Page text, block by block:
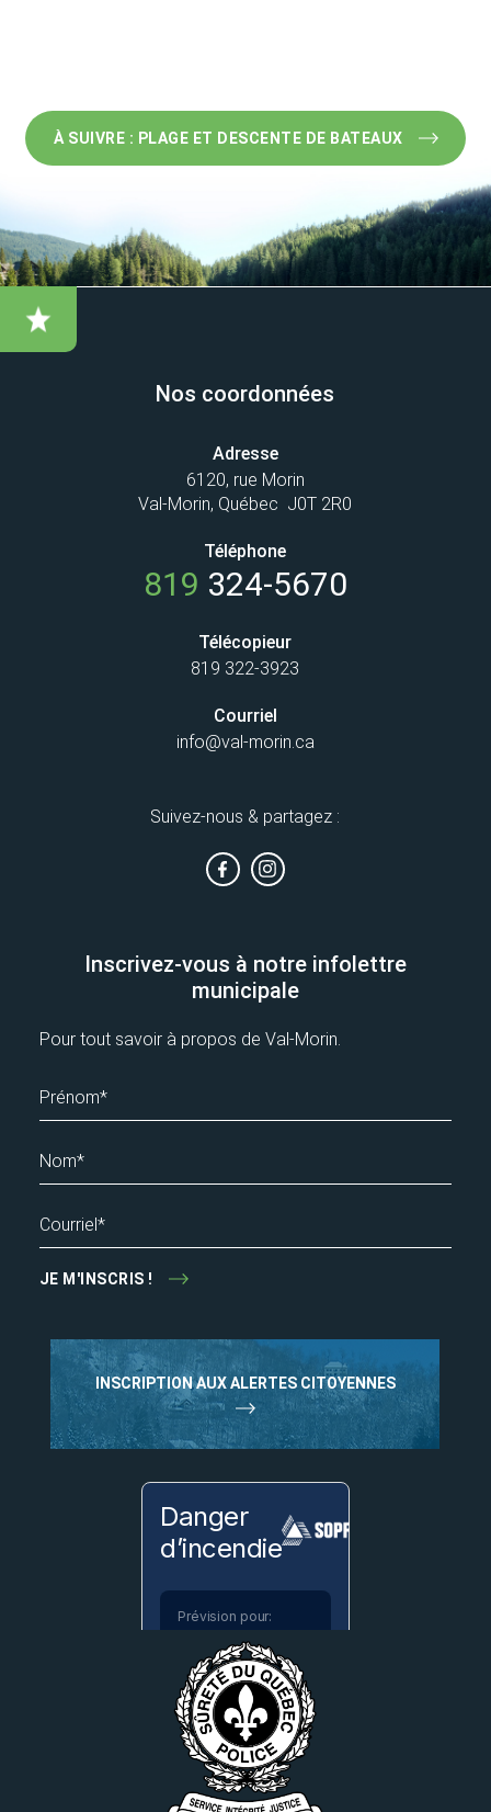
À SUIVRE : PLAGE ET DESCENTE DE BATEAUX
Inscrivez-vous à notre infolettre
municipale
Pour tout savoir à propos de Val-Morin.
Prénom*
Nom*
Courriel*
JE M'INSCRIS !
INSCRIPTION AUX ALERTES CITOYENNES
Nos coordonnées
Adresse
6120, rue Morin
Val-Morin, Québec J0T 2R0
Téléphone
819 324-5670
Télécopieur
819 322-3923
Courriel
info@val-morin.ca
Suivez-nous & partagez :